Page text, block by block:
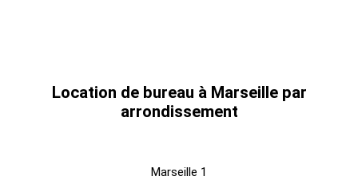
Location de bureau à Marseille par
arrondissement
Marseille 1